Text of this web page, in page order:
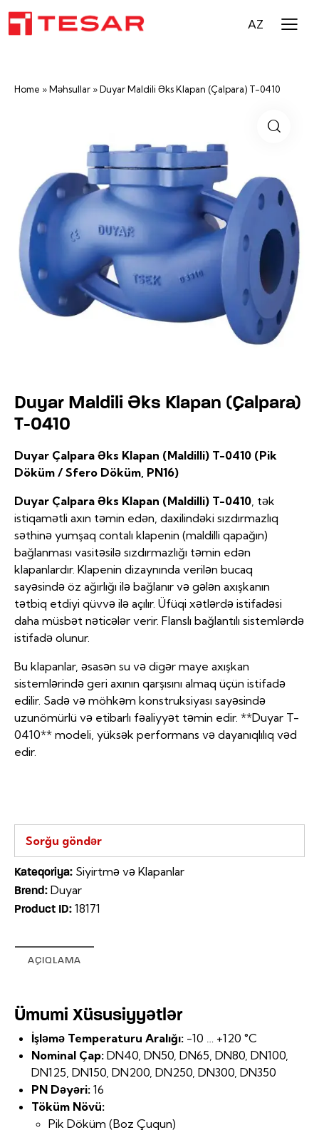
AZ
Home »Məhsullar »Duyar Maldili Əks Klapan (Çalpara) T-0410
Duyar Maldili Əks Klapan (Çalpara)
T-0410
Duyar Çalpara Əks Klapan (Maldilli) T-0410 (Pik
Döküm / Sfero Döküm, PN16)
Duyar Çalpara Əks Klapan (Maldilli) T-0410, tək
istiqamətli axın təmin edən, daxilindəki sızdırmazlıq
səthinə yumşaq contalı klapenin (maldilli qapağın)
bağlanması vasitəsilə sızdırmazlığı təmin edən
klapanlardır. Klapenin dizaynında verilən bucaq
sayəsində öz ağırlığı ilə bağlanır və gələn axışkanın
tətbiq etdiyi qüvvə ilə açılır. Üfüqi xətlərdə istifadəsi
daha müsbət nəticələr verir. Flanslı bağlantılı sistemlərdə
istifadə olunur.
Bu klapanlar, əsasən su və digər maye axışkan
sistemlərində geri axının qarşısını almaq üçün istifadə
edilir. Sadə və möhkəm konstruksiyası sayəsində
uzunömürlü və etibarlı fəaliyyət təmin edir. **Duyar T-
0410** modeli, yüksək performans və dayanıqlılıq vəd
edir.
Sorğu göndər
Kateqoriya: Siyirtmə və Klapanlar
Brend: Duyar
Product ID: 18171
AÇIQLAMA
Ümumi Xüsusiyyətlər
İşləmə Temperaturu Aralığı: -10 … +120 °C
Nominal Çap: DN40, DN50, DN65, DN80, DN100,
DN125, DN150, DN200, DN250, DN300, DN350
PN Dəyəri: 16
Töküm Növü:
Pik Döküm (Boz Çuqun)